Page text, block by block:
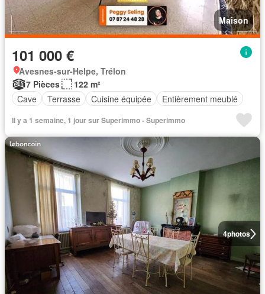
Maison
101 000 €
Avesnes-sur-Helpe, Trélon
7 Pièces
122 m²
Cave
Terrasse Cuisine équipée Entièrement meublé
Il y a 1 semaine, 1 jour sur Superimmo - Superimmo
4photos